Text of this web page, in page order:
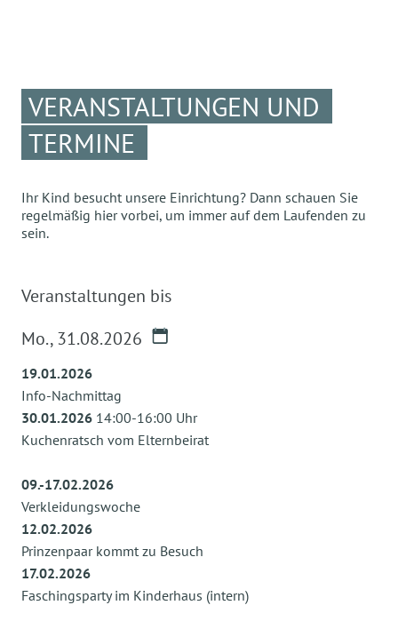
VERANSTALTUNGEN UND
TERMINE
Ihr Kind besucht unsere Einrichtung? Dann schauen Sie
regelmäßig hier vorbei, um immer auf dem Laufenden zu
sein.
Veranstaltungen bis
Mo.,31.08.2026
19.01.2026
Info-Nachmittag
30.01.2026 14:00-16:00 Uhr
Kuchenratsch vom Elternbeirat
09.-17.02.2026
Verkleidungswoche
12.02.2026
Prinzenpaar kommt zu Besuch
17.02.2026
Faschingsparty im Kinderhaus (intern)